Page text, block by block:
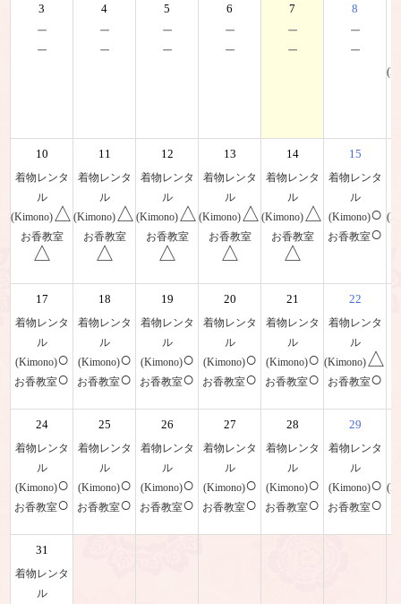
3
－
－
4
－
－
5
－
－
6
－
－
7
－
－
8
－
－
10
着物レンタ
ル
(Kimono) △
お香教室
△
11
着物レンタ
ル
(Kimono) △
お香教室
△
12
着物レンタ
ル
(Kimono) △
お香教室
△
13
着物レンタ
ル
(Kimono) △
お香教室
△
14
着物レンタ
ル
(Kimono) △
お香教室
△
15
着物レンタ
ル
(Kimono)○
お香教室○
17
着物レンタ
ル
(Kimono)○
お香教室○
18
着物レンタ
ル
(Kimono)○
お香教室○
19
着物レンタ
ル
(Kimono)○
お香教室○
20
着物レンタ
ル
(Kimono)○
お香教室○
21
着物レンタ
ル
(Kimono)○
お香教室○
22
着物レンタ
ル
(Kimono) △
お香教室○
24
着物レンタ
ル
(Kimono)○
お香教室○
25
着物レンタ
ル
(Kimono)○
お香教室○
26
着物レンタ
ル
(Kimono)○
お香教室○
27
着物レンタ
ル
(Kimono)○
お香教室○
28
着物レンタ
ル
(Kimono)○
お香教室○
29
着物レンタ
ル
(Kimono)○
お香教室○
31
着物レンタ
ル